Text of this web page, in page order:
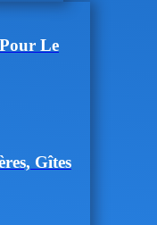
Le
Gîtes